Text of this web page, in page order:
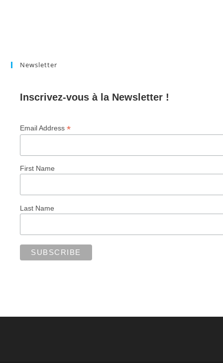
Newsletter
Inscrivez-vous à la Newsletter !
Email Address*
First Name
Last Name